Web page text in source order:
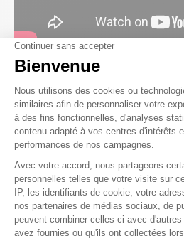
Les magasins Bastide Le